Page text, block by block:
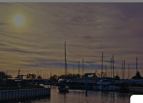
kurzer Einführung in unsere Bierkunde
(je 0,1l / 4 Sorten)
( 1 Hauptgericht nach Wahl)
Bräu nach Wahl (0,5l) /p. P.
Kaffeebecher/p. P.
Stadtkrug-Bräu im Biersiphon p.P.
auf dem Zimmer